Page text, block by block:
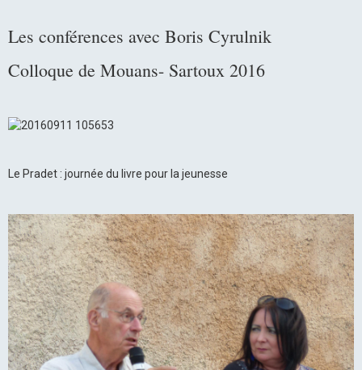
Les conférences avec Boris Cyrulnik
Colloque de Mouans- Sartoux 2016
Le Pradet : journée du livre pour la jeunesse